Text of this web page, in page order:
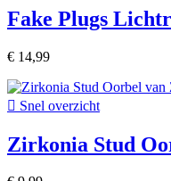
Fake Plugs
€ 14,99
 Snel overzicht
Zirkonia Stud